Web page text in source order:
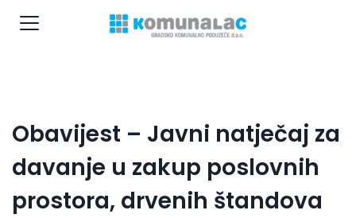
Obavijest – Javni natječaj za
davanje u zakup poslovnih
prostora, drvenih štandova